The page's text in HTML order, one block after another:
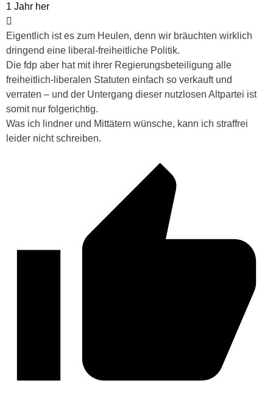
1 Jahr her
Eigentlich ist es zum Heulen, denn wir bräuchten wirklich
dringend eine liberal-freiheitliche Politik.
Die fdp aber hat mit ihrer Regierungsbeteiligung alle
freiheitlich-liberalen Statuten einfach so verkauft und
verraten – und der Untergang dieser nutzlosen Altpartei ist
somit nur folgerichtig.
Was ich lindner und Mittätern wünsche, kann ich straffrei
leider nicht schreiben.